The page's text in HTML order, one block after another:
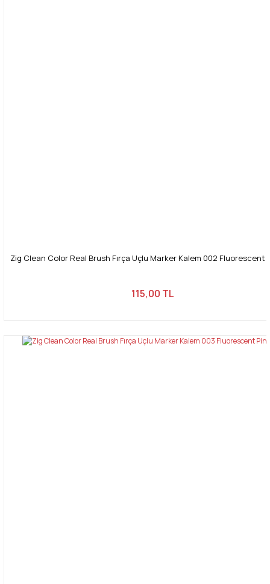
Zig Clean Color Real Brush Fırça Uçlu Marker Kalem 002 Fluorescent
115,00 TL